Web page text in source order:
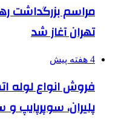
مراسم بزرگداشت
تهران آغاز شد
4 هفته پیش
پلیران، سوپرپایپ و